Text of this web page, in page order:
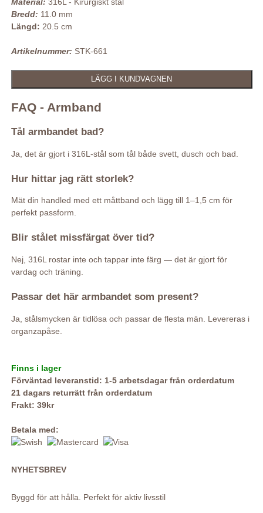
Bredd: 11.0 mm
Längd: 20.5 cm
Artikelnummer: STK-661
FAQ - Armband
Tål armbandet bad?
Ja, det är gjort i 316L-stål som tål både svett, dusch och bad.
Hur hittar jag rätt storlek?
Mät din handled med ett måttband och lägg till 1–1,5 cm för
perfekt passform.
Blir stålet missfärgat över tid?
Nej, 316L rostar inte och tappar inte färg — det är gjort för
vardag och träning.
Passar det här armbandet som present?
Ja, stålsmycken är tidlösa och passar de flesta män. Levereras i
organzapåse.
Finns i lager
Förväntad leveranstid: 1-5 arbetsdagar från orderdatum
21 dagars returrätt från orderdatum
Frakt: 39kr
Betala med:
NYHETSBREV
Byggd för att hålla. Perfekt för aktiv livsstil